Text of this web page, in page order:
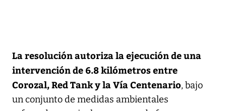
La resolución autoriza la ejecución de una
intervención de 6.8 kilómetros entre
Corozal, Red Tank y la Vía Centenario, bajo
un conjunto de medidas ambientales